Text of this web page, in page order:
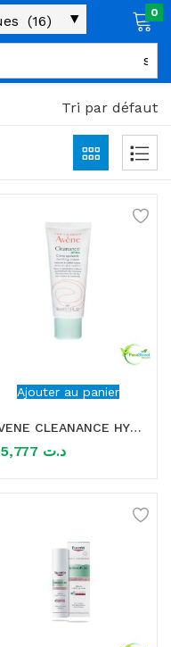
0
Tri par défaut
Ajouter au panier
AVENE CLEANANCE HYDRA CREME APAISANTE 40ML
د.ت